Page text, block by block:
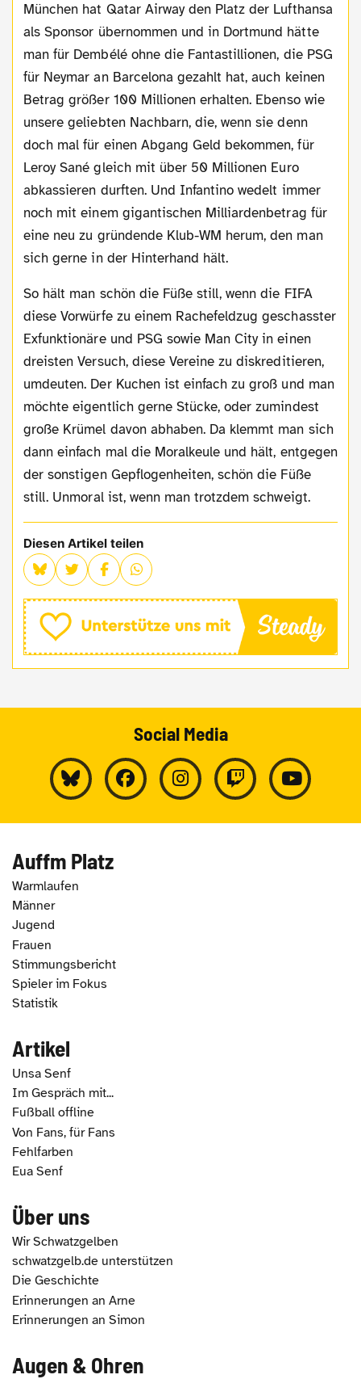
München hat Qatar Airway den Platz der Lufthansa
als Sponsor übernommen und in Dortmund hätte
man für Dembélé ohne die Fantastillionen, die PSG
für Neymar an Barcelona gezahlt hat, auch keinen
Betrag größer 100 Millionen erhalten. Ebenso wie
unsere geliebten Nachbarn, die, wenn sie denn
doch mal für einen Abgang Geld bekommen, für
Leroy Sané gleich mit über 50 Millionen Euro
abkassieren durften. Und Infantino wedelt immer
noch mit einem gigantischen Milliardenbetrag für
eine neu zu gründende Klub-WM herum, den man
sich gerne in der Hinterhand hält.
So hält man schön die Füße still, wenn die FIFA
diese Vorwürfe zu einem Rachefeldzug geschasster
Exfunktionäre und PSG sowie Man City in einen
dreisten Versuch, diese Vereine zu diskreditieren,
umdeuten. Der Kuchen ist einfach zu groß und man
möchte eigentlich gerne Stücke, oder zumindest
große Krümel davon abhaben. Da klemmt man sich
dann einfach mal die Moralkeule und hält, entgegen
der sonstigen Gepflogenheiten, schön die Füße
still. Unmoral ist, wenn man trotzdem schweigt.
Diesen Artikel teilen
Social Media
Auffm Platz
Warmlaufen
Männer
Jugend
Frauen
Stimmungsbericht
Spieler im Fokus
Statistik
Artikel
Unsa Senf
Im Gespräch mit...
Fußball offline
Von Fans, für Fans
Fehlfarben
Eua Senf
Über uns
Wir Schwatzgelben
schwatzgelb.de unterstützen
Die Geschichte
Erinnerungen an Arne
Erinnerungen an Simon
Augen & Ohren